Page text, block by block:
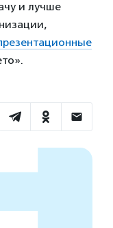
и лучше